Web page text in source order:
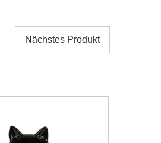
Nächstes Produkt